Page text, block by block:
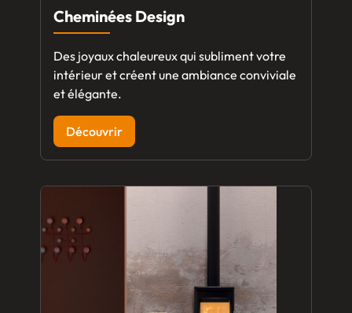
Cheminées Design
Des joyaux chaleureux qui subliment votre
intérieur et créent une ambiance conviviale
et élégante.
Découvrir